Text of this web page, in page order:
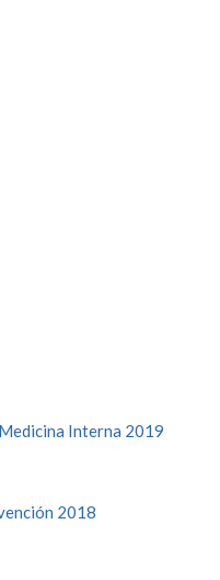
Interna 2019
2018